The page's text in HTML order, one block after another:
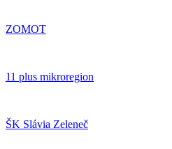
ZOMOT
11 plus mikroregion
ŠK Slávia Zeleneč